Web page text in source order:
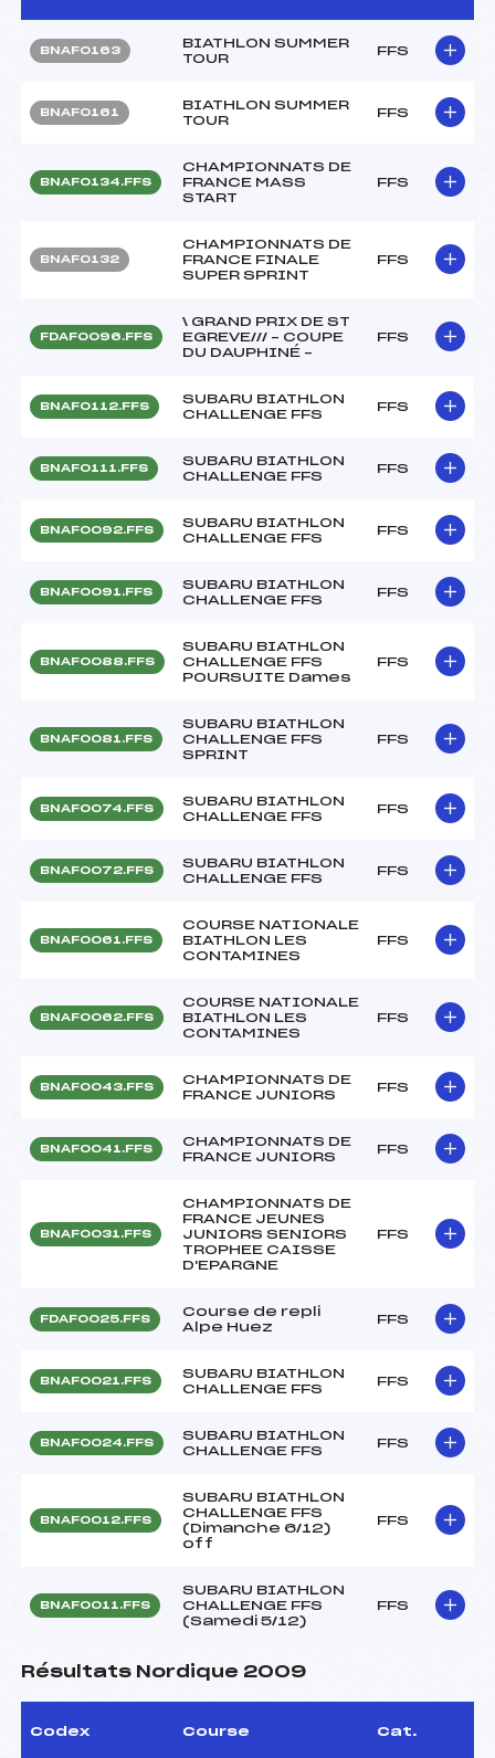
BNAF0163
BIATHLON SUMMER
TOUR
FFS
BNAF0161
BIATHLON SUMMER
TOUR
FFS
BNAF0134.FFS
CHAMPIONNATS DE
FRANCE MASS
START
FFS
BNAF0132
CHAMPIONNATS DE
FRANCE FINALE
SUPER SPRINT
FFS
FDAF0096.FFS
\ GRAND PRIX DE ST
EGREVE/// – COUPE
DU DAUPHINÉ –
FFS
BNAF0112.FFS
SUBARU BIATHLON
CHALLENGE FFS
FFS
BNAF0111.FFS
SUBARU BIATHLON
CHALLENGE FFS
FFS
BNAF0092.FFS
SUBARU BIATHLON
CHALLENGE FFS
FFS
BNAF0091.FFS
SUBARU BIATHLON
CHALLENGE FFS
FFS
BNAF0088.FFS
SUBARU BIATHLON
CHALLENGE FFS
POURSUITE Dames
FFS
BNAF0081.FFS
SUBARU BIATHLON
CHALLENGE FFS
SPRINT
FFS
BNAF0074.FFS
SUBARU BIATHLON
CHALLENGE FFS
FFS
BNAF0072.FFS
SUBARU BIATHLON
CHALLENGE FFS
FFS
BNAF0061.FFS
COURSE NATIONALE
BIATHLON LES
CONTAMINES
FFS
BNAF0062.FFS
COURSE NATIONALE
BIATHLON LES
CONTAMINES
FFS
BNAF0043.FFS
CHAMPIONNATS DE
FRANCE JUNIORS
FFS
BNAF0041.FFS
CHAMPIONNATS DE
FRANCE JUNIORS
FFS
BNAF0031.FFS
CHAMPIONNATS DE
FRANCE JEUNES
JUNIORS SENIORS
TROPHEE CAISSE
D'EPARGNE
FFS
FDAF0025.FFS
Course de repli
Alpe Huez
FFS
BNAF0021.FFS
SUBARU BIATHLON
CHALLENGE FFS
FFS
BNAF0024.FFS
SUBARU BIATHLON
CHALLENGE FFS
FFS
BNAF0012.FFS
SUBARU BIATHLON
CHALLENGE FFS
(Dimanche 6/12)
off
FFS
BNAF0011.FFS
SUBARU BIATHLON
CHALLENGE FFS
(Samedi 5/12)
FFS
Résultats Nordique 2009
Codex Course Cat.